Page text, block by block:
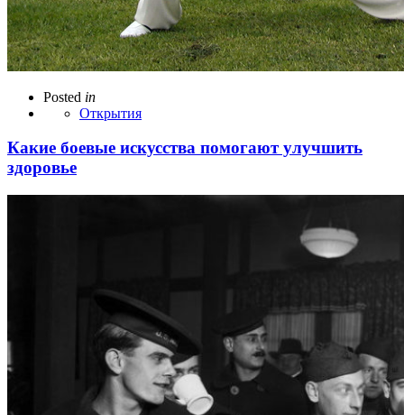
Posted in
Открытия
Какие боевые искусства помогают улучшить
здоровье